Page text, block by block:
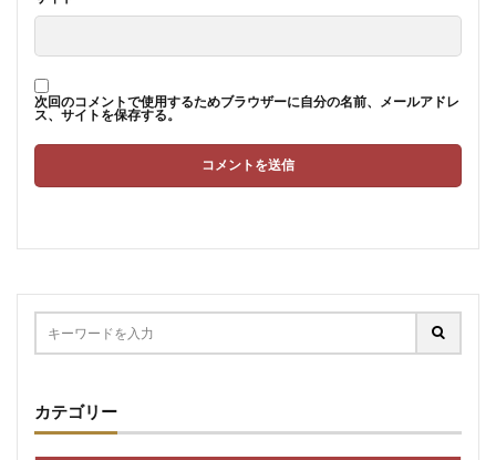
次回のコメントで使用するためブラウザーに自分の名前、メールアドレ
ス、サイトを保存する。
カテゴリー